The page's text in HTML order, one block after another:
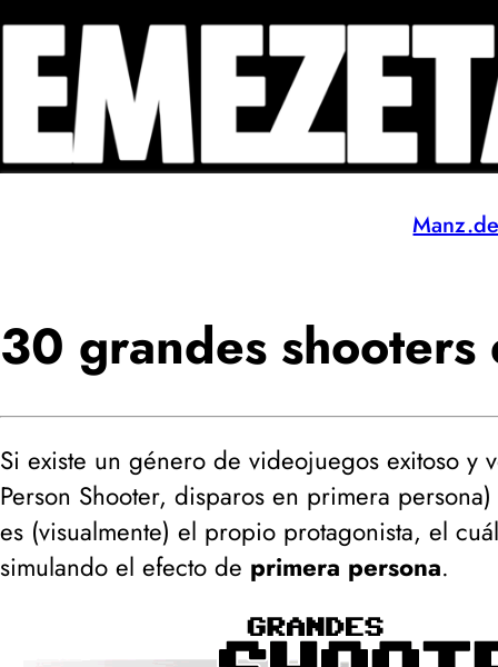
30 grandes
Si existe un género de videojuegos exitoso
Person Shooter, disparos en primera persona
es (visualmente) el propio protagonista, el
simulando el efecto de primera persona.